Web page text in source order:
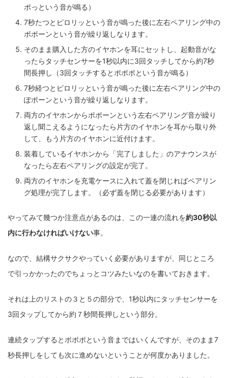
ポっという音が鳴る）
7秒たつとピロリッという音が鳴った後に左右ペアリング中の
ポポーンという音が繰り返しなります。
そのまま購入した方のイヤホンを耳にセットし、起動音がな
ったらタッチセンサーを1秒以内に3回タッチしてから約7秒
間長押し（3回タッチするとポポポという音が鳴る）
7秒経つとピロリッという音が鳴った後に左右ペアリング中の
ぽポーンという音が繰り返しなります。
両方のイヤホンからポポーンという左右ペアリング音が繰り
返し聞こえるようになったら片方のイヤホンを耳から取り外
して、もう片方のイヤホンに近付けます。
装着しているイヤホンから「完了しました」のアナウンスが
なったら左右ペアリングの設定が完了。
両方のイヤホンを充電ケースに入れて蓋を閉じればペアリン
グ処理が完了します。（必ず蓋を閉じる必要があります）
やってみて幾つか注意点があるのは、この一連の流れを約30秒以
内に行わなければいけない事。
なので、結構サクサクやっていく必要がありますが、同じところ
で引っかかったのでちょっとコツみたいなのを書いておきます。
それは上のリストの３と５の部分で、1秒以内にタッチセンサーを
3回タップしてから約７秒間長押しという部分。
連続タップするとポポポという音まではいくんですが、そのまま7
秒長押しをしても次に進めないということが何度かありました。